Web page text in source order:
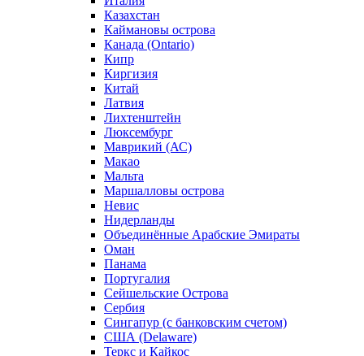
Казахстан
Каймановы острова
Канада (Ontario)
Кипр
Киргизия
Китай
Латвия
Лихтенштейн
Люксембург
Маврикий (АС)
Макао
Мальта
Маршалловы острова
Нeвис
Нидерланды
Объединённые Арабские Эмираты
Оман
Панама
Португалия
Сейшельские Острова
Сербия
Сингапур (c банковским счетом)
США (Delaware)
Теркс и Кайкос